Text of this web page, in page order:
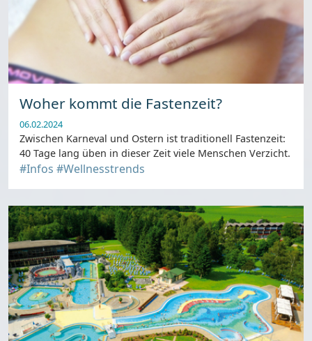
Woher kommt die Fastenzeit?
06.02.2024
Zwischen Karneval und Ostern ist traditionell Fastenzeit:
40 Tage lang üben in dieser Zeit viele Menschen Verzicht.
#Infos #Wellnesstrends